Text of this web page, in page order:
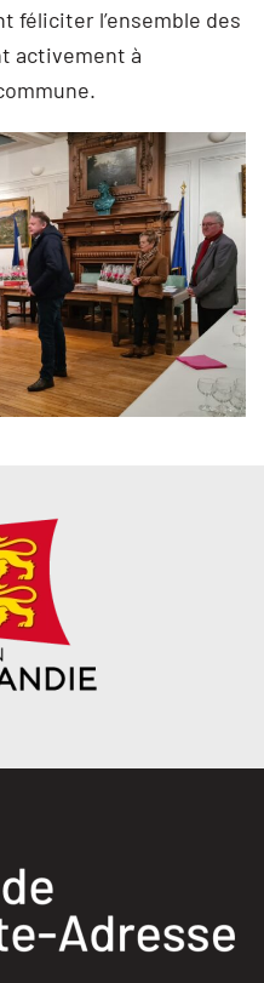
féliciter l’ensemble des
activement à